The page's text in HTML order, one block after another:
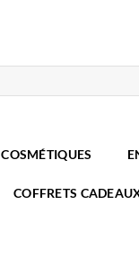
COSMÉTIQUES
COFFRETS